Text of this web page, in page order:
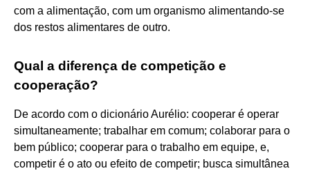
com a alimentação, com um organismo alimentando-se
dos restos alimentares de outro.
Qual a diferença de competição e
cooperação?
De acordo com o dicionário Aurélio: cooperar é operar
simultaneamente; trabalhar em comum; colaborar para o
bem público; cooperar para o trabalho em equipe, e,
competir é o ato ou efeito de competir; busca simultânea